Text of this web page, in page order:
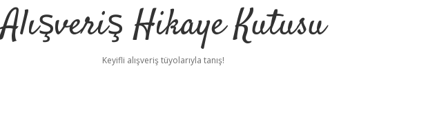
Alışveriş Hikaye Kutusu
Keyifli alışveriş tüyolarıyla tanış!